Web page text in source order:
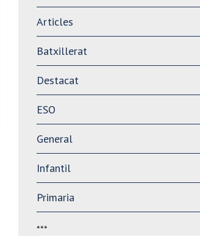
Articles
Batxillerat
Destacat
ESO
General
Infantil
Primaria
***